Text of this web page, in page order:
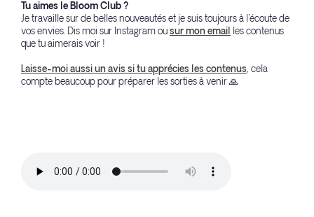
Tu aimes le Bloom Club ?
Je travaille sur de belles nouveautés et je suis toujours à l'écoute de
vos envies. Dis moi sur Instagram ousur mon email les contenus
que tu aimerais voir !
Laisse-moi aussi un avis si tu apprécies les contenus, cela
compte beaucoup pour préparer les sorties à venir 🙏